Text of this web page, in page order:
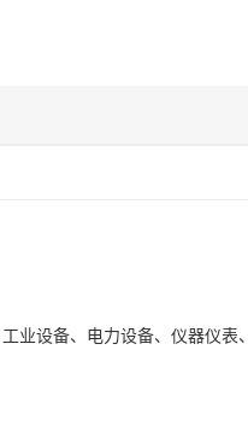
业设备、电力设备、仪器仪表